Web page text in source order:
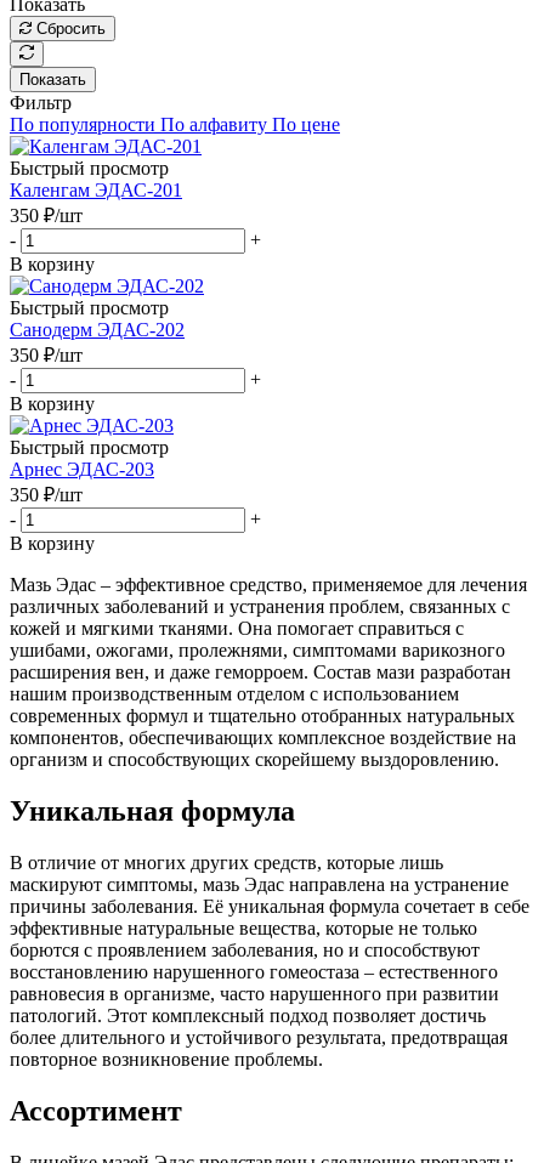
Сбросить
Показать
Фильтр
По популярности По алфавиту По цене
Быстрый просмотр
Каленгам ЭДАС-201
350 ₽/шт
-
+
В корзину
Быстрый просмотр
Санодерм ЭДАС-202
350 ₽/шт
-
+
В корзину
Быстрый просмотр
Арнес ЭДАС-203
350 ₽/шт
-
+
В корзину
Мазь Эдас – эффективное средство, применяемое для лечения
различных заболеваний и устранения проблем, связанных с
кожей и мягкими тканями. Она помогает справиться с
ушибами, ожогами, пролежнями, симптомами варикозного
расширения вен, и даже геморроем. Состав мази разработан
нашим производственным отделом с использованием
современных формул и тщательно отобранных натуральных
компонентов, обеспечивающих комплексное воздействие на
организм и способствующих скорейшему выздоровлению.
Уникальная формула
В отличие от многих других средств, которые лишь
маскируют симптомы, мазь Эдас направлена на устранение
причины заболевания. Её уникальная формула сочетает в себе
эффективные натуральные вещества, которые не только
борются с проявлением заболевания, но и способствуют
восстановлению нарушенного гомеостаза – естественного
равновесия в организме, часто нарушенного при развитии
патологий. Этот комплексный подход позволяет достичь
более длительного и устойчивого результата, предотвращая
повторное возникновение проблемы.
Ассортимент